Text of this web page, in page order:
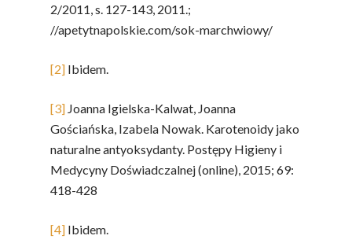
2/2011, s. 127-143, 2011.;
//apetytnapolskie.com/sok-marchwiowy/
[2] Ibidem.
[3] Joanna Igielska-Kalwat, Joanna
Gościańska, Izabela Nowak. Karotenoidy jako
naturalne antyoksydanty. Postępy Higieny i
Medycyny Doświadczalnej (online), 2015; 69:
418-428
[4] Ibidem.